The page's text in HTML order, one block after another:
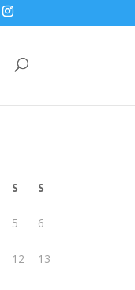
S S
5 6
12 13